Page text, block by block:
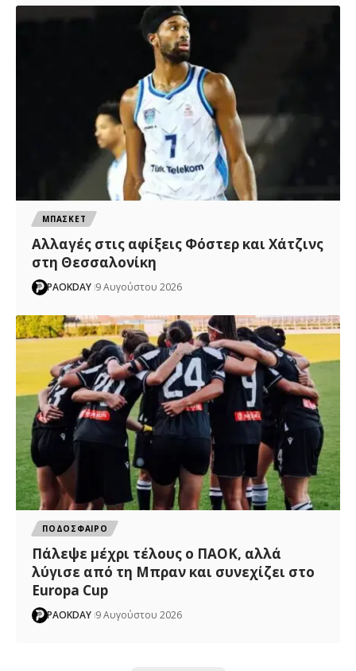
ΜΠΑΣΚΕΤ
Αλλαγές στις αφίξεις Φόστερ και Χάτζινς
στη Θεσσαλονίκη
PAOKDAY 9 Αυγούστου 2026
ΠΟΔΟΣΦΑΙΡΟ
Πάλεψε μέχρι τέλους ο ΠΑΟΚ, αλλά
λύγισε από τη Μπραν και συνεχίζει στο
Europa Cup
PAOKDAY 9 Αυγούστου 2026